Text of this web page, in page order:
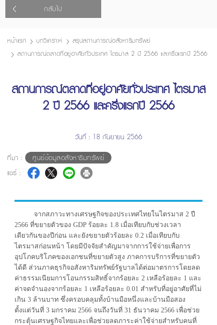
กลับไป
หน้าแรก บทวิเคราะห์
สรุปสถานการณ์อสังหาริมทรัพย์
สถานการณ์ตลาดที่อยู่อาศัยทั่วประเทศ ไตรมาส 2 ปี 2566 และครึ่งแรกปี 2566
สถานการณ์ตลาดที่อยู่อาศัยทั่วประเทศ ไตรมาส
2 ปี 2566 และครึ่งแรกปี 2566
วันที่ : 18 กันยายน 2566
ที่มา :
ศูนย์ข้อมูลอสังหาริมทรัพย์
แชร์ :
จากสภาวะทางเศรษฐกิจของประเทศไทยในไตรมาส 2 ปี
2566 ที่ขยายตัวของ GDP ร้อยละ 1.8 เมื่อเทียบกับช่วงเวลา
เดียวกันของปีก่อน และยังขยายตัวร้อยละ 0.2 เมื่อเทียบกับ
ไตรมาสก่อนหน้า โดยมีปัจจัยสำคัญมาจากการใช้จ่ายเพื่อการ
อุปโภคบริโภคของเอกชนที่ขยายตัวสูง ภาคการบริการที่ขยายตัว
ได้ดี ส่วนภาคธุรกิจอสังหาริมทรัพย์รัฐบาลได้ต่อมาตรการโดยลด
ค่าธรรมเนียมการโอนกรรมสิทธิ์จากร้อยละ 2 เหลือร้อยละ 1 และ
ค่าจดจำนองจากร้อยละ 1 เหลือร้อยละ 0.01 สำหรับที่อยู่อาศัยที่ไม่
เกิน 3 ล้านบาท ซึ่งครอบคลุมทั้งบ้านมือหนึ่งและบ้านมือสอง
ตั้งแต่วันที่ 3 มกราคม 2566 จนถึงวันที่ 31 ธันวาคม 2566 เพื่อช่วย
กระตุ้นเศรษฐกิจไทยและเพื่อช่วยลดภาระค่าใช้จ่ายสำหรับคนที่